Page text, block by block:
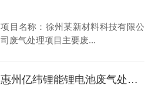
项目名称：徐州某新材料科技有限公
司废气处理项目主要废...
惠州亿纬锂能锂电池废气处理工程